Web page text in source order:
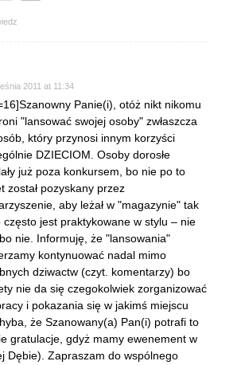
2011 at 11:34
Panie(i), otóż nikt nikomu
"lansować swojej osoby" zwłaszcza
który przynosi innym korzyści
DZIECIOM. Osoby dorosłe
już poza konkursem, bo nie po to
został pozyskany przez
aby leżał w "magazynie" tak
często jest praktykowane w stylu – nie
nie. Informuję, że "lansowania"
kontynuować nadal mimo
dziwactw (czyt. komentarzy) bo
nie da się czegokolwiek zorganizować
i pokazania się w jakimś miejscu
że Szanowany(a) Pan(i) potrafi to
gratulacje, gdyż mamy ewenement w
Dębie). Zapraszam do wspólnego